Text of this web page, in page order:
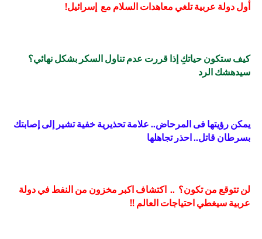
أول دولة عربية تلغي معاهدات السلام مع إسرائيل!
كيف ستكون حياتكِ إذا قررت عدم تناول السكر بشكل نهائي؟
سيدهشك الرد
يمكن رؤيتها فى المرحاض.. علامة تحذيرية خفية تشير إلى إصابتك
بسرطان قاتل.. احذر تجاهلها
لن تتوقع من تكون؟ .. اكتشاف اكبر مخزون من النفط في دولة
عربية سيغطي احتياجات العالم !!